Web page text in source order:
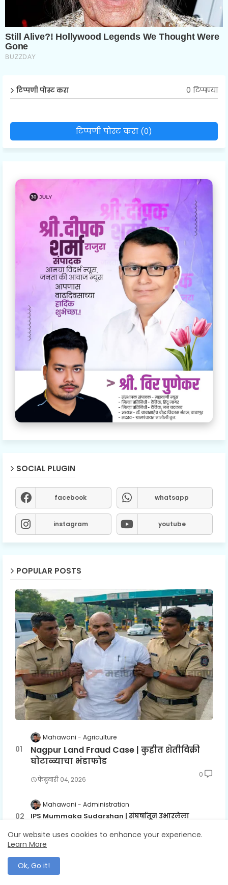
टिप्पणी पोस्ट करा 0 टिप्पण्या
टिप्पणी पोस्ट करा (0)
SOCIAL PLUGIN
facebook whatsapp
instagram youtube
POPULAR POSTS
Mahawani Agriculture
Nagpur Land Fraud Case | कुहीत शेतीविक्री
घोटाळ्याचा भंडाफोड
फेब्रुवारी ०४, २०२६
0
Mahawani Administration
IPS Mummaka Sudarshan | संघर्षातून उभारलेला
ऑक्टोबर २७, २०२५
0
Mahawani
Our website uses cookies to enhance your experience.
Learn More
Ok, Go it!